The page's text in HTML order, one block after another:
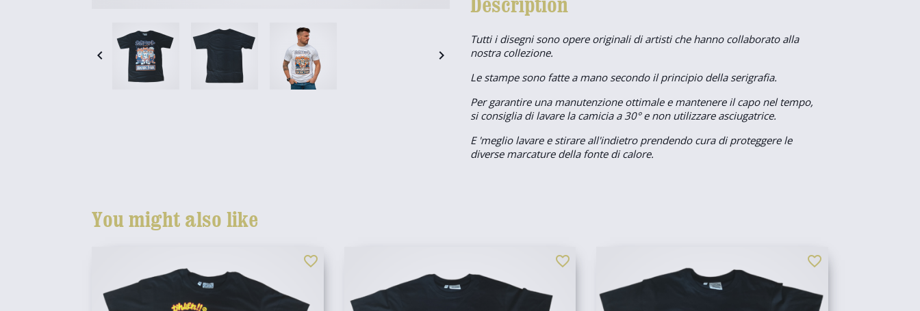
 
Tutti i disegni sono opere originali di artisti che hanno collaborato alla
nostra collezione.
Le stampe sono fatte a mano secondo il principio della serigrafia.
Per garantire una manutenzione ottimale e mantenere il capo nel tempo,
si consiglia di lavare la camicia a 30° e non utilizzare asciugatrice.
E 'meglio lavare e stirare all'indietro prendendo cura di proteggere le
diverse marcature della fonte di calore.
You might also like
favorite_border favorite_border favorite_border